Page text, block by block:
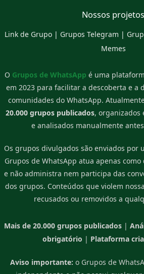
Nossos projetos
Link de Grupo | Grupos Telegram |
Memes
O Grupos de WhatsApp é uma
em 2023 para facilitar a descoberta e a
comunidades do WhatsApp.
20.000 grupos publicados, organizados
e analisados manualmente
Os grupos divulgados são enviados por
Grupos de WhatsApp atua apenas
e não administra nem participa das
dos grupos. Conteúdos que violem
recusados ou removidos a
Mais de 20.000 grupos publicados|
obrigatório | Plataforma
Aviso importante: o Grupos de